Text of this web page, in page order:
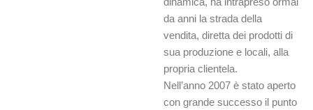
da anni la strada della
vendita, diretta dei prodotti di
sua produzione e locali, alla
propria clientela.
Nell’anno 2007 è stato aperto
con grande successo il punto